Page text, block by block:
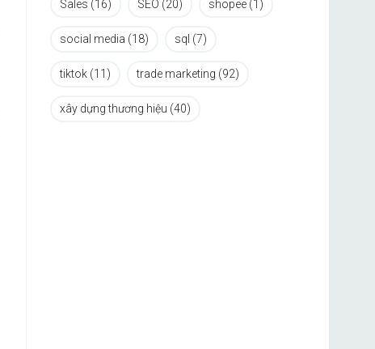
Sales (16) SEO (20) shopee (1)
social media (18) sql (7)
tiktok (11) trade marketing (92)
xây dựng thương hiệu (40)